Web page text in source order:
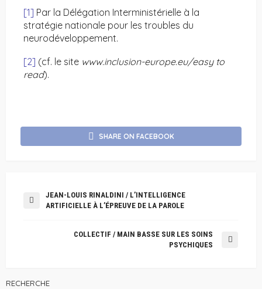
[1] Par la Délégation Interministérielle à la
stratégie nationale pour les troubles du
neurodéveloppement.
[2] (cf. le site www.inclusion-europe.eu/easy to
read).
SHARE ON FACEBOOK
JEAN-LOUIS RINALDINI / L’INTELLIGENCE
ARTIFICIELLE À L’ÉPREUVE DE LA PAROLE
COLLECTIF / MAIN BASSE SUR LES SOINS
PSYCHIQUES
RECHERCHE